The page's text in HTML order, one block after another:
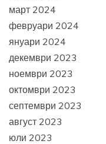
март 2024
февруари 2024
януари 2024
декември 2023
ноември 2023
октомври 2023
септември 2023
август 2023
юли 2023